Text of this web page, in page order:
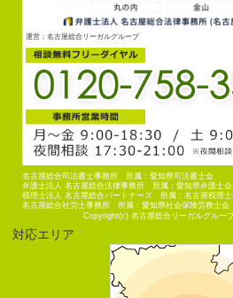
運営：名古屋総合リーガルグループ
名古屋総合司法書士事務所 所属：愛知県司法書士会
弁護士法人 名古屋総合法律事務所 所属：愛知県弁護士会
税理士法人 名古屋総合パートナーズ 所属：名古屋税理士
名古屋総合社労士事務所 所属：愛知県社会保険労務士会
Copyright(c) 名古屋総合リーガルグルー
対応エリア